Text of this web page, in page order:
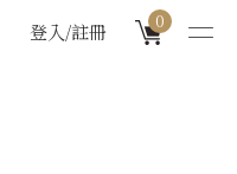
登入/註冊 0